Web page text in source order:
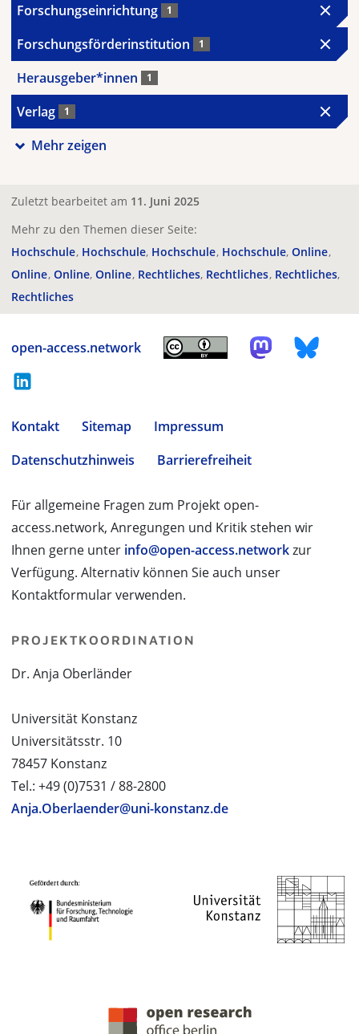
Forschungseinrichtung 1
Forschungsförderinstitution 1
Herausgeber*innen 1
Verlag 1
Mehr zeigen
Zuletzt bearbeitet am 11. Juni 2025
Mehr zu den Themen dieser Seite:
Hochschule Hochschule Hochschule Hochschule Online
Online Online Online Rechtliches Rechtliches Rechtliches
Rechtliches
open-access.network
Kontakt Sitemap
Impressum
Datenschutzhinweis
Barrierefreiheit
Für allgemeine Fragen zum Projekt open-
access.network, Anregungen und Kritik stehen wir
Ihnen gerne unter info@open-access.networkzur
Verfügung. Alternativ können Sie auch unser
Kontaktformular verwenden.
PROJEKTKOORDINATION
Dr. Anja Oberländer
Universität Konstanz
Universitätsstr. 10
78457 Konstanz
Tel.: +49 (0)7531 / 88-2800
Anja.Oberlaender@uni-konstanz.de